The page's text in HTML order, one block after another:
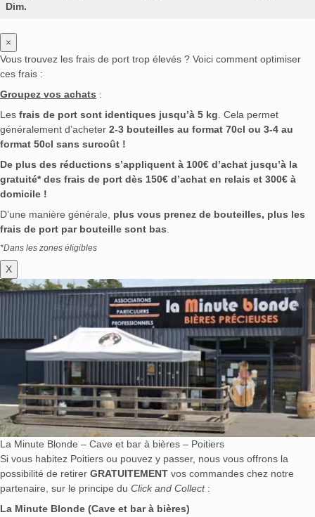
Dim.
×
Vous trouvez les frais de port trop élevés ? Voici comment optimiser
ces frais :
Groupez vos achats :
Les frais de port sont identiques jusqu’à 5 kg. Cela permet
généralement d’acheter 2-3 bouteilles au format 70cl ou 3-4 au
format 50cl sans surcoût !
De plus des réductions s’appliquent à 100€ d’achat jusqu’à la
gratuité* des frais de port dès 150€ d’achat en relais et 300€ à
domicile !
D’une manière générale, plus vous prenez de bouteilles, plus les
frais de port par bouteille sont bas.
*Dans les zones éligibles
X
La Minute Blonde – Cave et bar à bières – Poitiers
Si vous habitez Poitiers ou pouvez y passer, nous vous offrons la
possibilité de retirer GRATUITEMENT vos commandes chez notre
partenaire, sur le principe du Click and Collect:
La Minute Blonde (Cave et bar à bières)